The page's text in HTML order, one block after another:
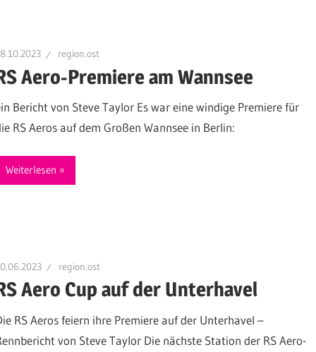
region.ost
Aero-Premiere am Wannsee
Bericht von Steve Taylor Es war eine windige Premiere für
RS Aeros auf dem Großen Wannsee in Berlin:
Weiterlesen
region.ost
Aero Cup auf der Unterhavel
RS Aeros feiern ihre Premiere auf der Unterhavel –
von Steve Taylor Die nächste Station der RS Aero-